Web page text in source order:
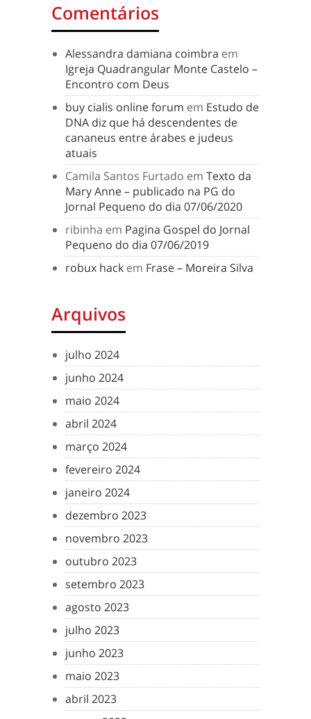
Comentários
Alessandra damiana coimbra em
Igreja Quadrangular Monte Castelo –
Encontro com Deus
buy cialis online forum em Estudo de
DNA diz que há descendentes de
cananeus entre árabes e judeus
atuais
Camila Santos Furtado em Texto da
Mary Anne – publicado na PG do
Jornal Pequeno do dia 07/06/2020
ribinha em Pagina Gospel do Jornal
Pequeno do dia 07/06/2019
robux hack em Frase – Moreira Silva
Arquivos
julho 2024
junho 2024
maio 2024
abril 2024
março 2024
fevereiro 2024
janeiro 2024
dezembro 2023
novembro 2023
outubro 2023
setembro 2023
agosto 2023
julho 2023
junho 2023
maio 2023
abril 2023